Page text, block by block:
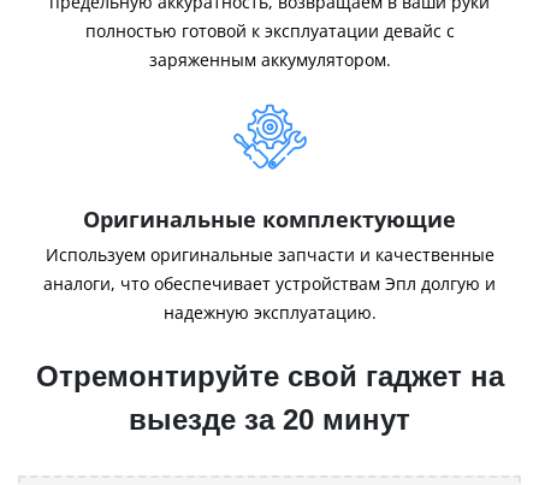
полностью готовой к эксплуатации девайс с
заряженным аккумулятором.
Оригинальные комплектующие
Используем оригинальные запчасти и качественные
аналоги, что обеспечивает устройствам Эпл долгую и
надежную эксплуатацию.
Отремонтируйте свой гаджет на
выезде за 20 минут